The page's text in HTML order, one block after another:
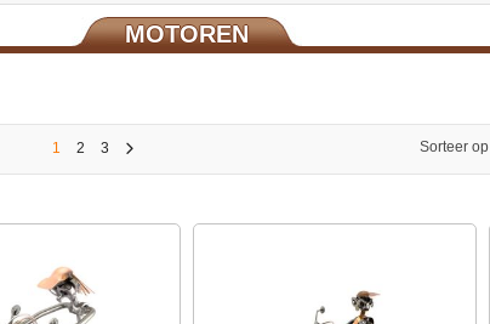
MOTOREN
1 2 3 Sorteer op